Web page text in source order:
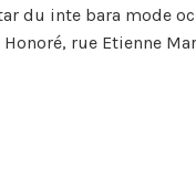
du inte bara mode
rue Etienne